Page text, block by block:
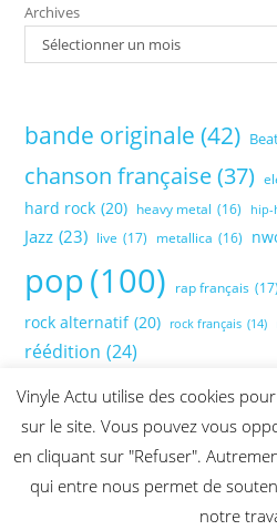
Archives
Sélectionner un mois
bande originale (42)
chanson française (37)
hard rock (20) heavy metal (16) hip-
Jazz (23) live (17) metallica (16)
pop(100) rap français (17)
rock alternatif (20) rock français (14)
réédition (24)
Vinyle Actu utilise des cookies
sur le site. Vous pouvez vous
en cliquant sur "Refuser".
qui entre nous permet de
notre